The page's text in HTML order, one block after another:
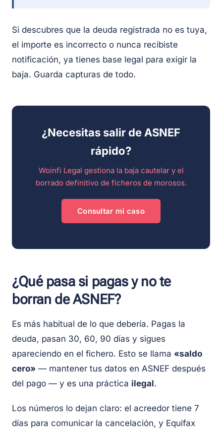
Si descubres que la deuda registrada no es tuya,
el importe es incorrecto o nunca recibiste
notificación, ya tienes base legal para exigir la
baja. Guarda capturas de todo.
¿Necesitas salir de ASNEF
rápido?
Woinfi Legal gestiona la baja cautelar y el
borrado definitivo de ficheros de morosos.
Consultar mi caso
¿Qué pasa si pagas y no te
borran de ASNEF?
Es más habitual de lo que debería. Pagas la
deuda, pasan 30, 60, 90 días y sigues
apareciendo en el fichero. Esto se llama «saldo
cero» — mantener tus datos en ASNEF después
del pago — y es una práctica ilegal.
Los números lo dejan claro: el acreedor tiene 7
días para comunicar la cancelación, y Equifax